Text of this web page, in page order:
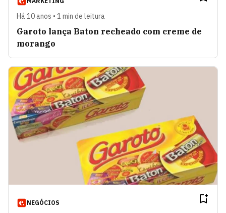
Há 10 anos • 1 min de leitura
Garoto lança Baton recheado com creme de
morango
NEGÓCIOS